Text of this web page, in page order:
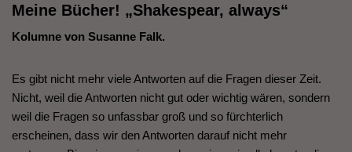
Meine Bücher! „Shakespear, always“
Kolumne von Susanne Falk.
Es gibt nicht mehr viele Antworten auf die Fragen dieser Zeit.
Nicht, weil die Antworten nicht gut oder wichtig wären, sondern
weil die Fragen so unfassbar groß und so fürchterlich
erscheinen, dass wir den Antworten darauf nicht mehr